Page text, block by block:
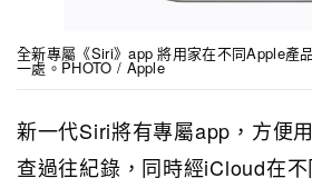
全新專屬《Siri》app 將用家在不同Apple產
一處。PHOTO / Apple
新一代Siri將有專屬app，方便
查過往紀錄，同時經iCloud在